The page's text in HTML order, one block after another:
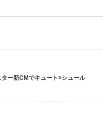
ー新CMでキュート×シュール